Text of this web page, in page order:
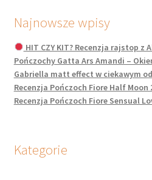
Podkolanówki i
skarpetki
Wszystkie
produkty
Najnowsze wpisy
HIT CZY KIT? Recenzja rajstop z
Pończochy Gatta Ars Amandi –
Gabriella matt effect w ciekawym
Recenzja Pończoch Fiore Half Moon
Recenzja Pończoch Fiore Sensual
Kategorie